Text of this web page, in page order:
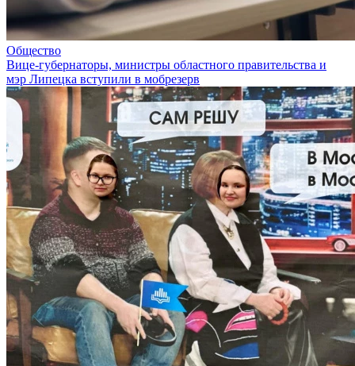
Общество
Вице-губернаторы, министры областного правительства и
мэр Липецка вступили в мобрезерв